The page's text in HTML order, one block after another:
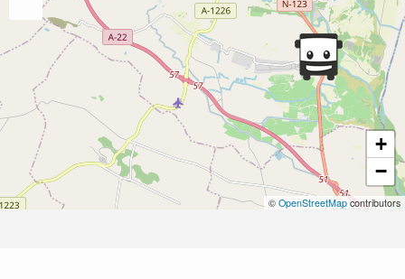
+
−
© OpenStreetMapcontributors